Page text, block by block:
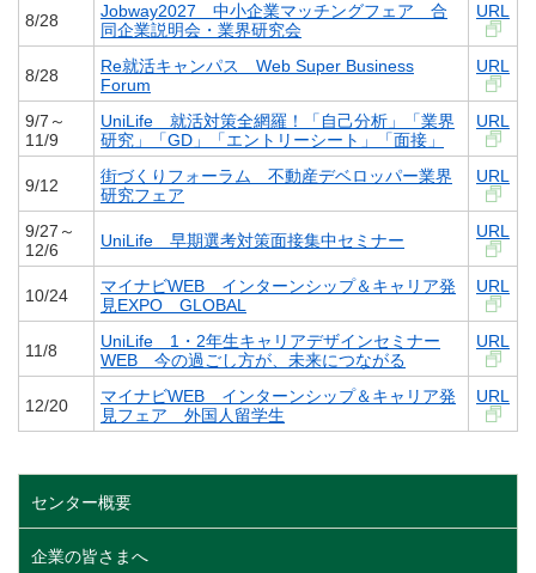
8/28
Jobway2027 中小企業マッチングフェア 合
同企業説明会・業界研究会
URL
8/28
Re就活キャンパス Web Super Business
Forum
URL
9/7～
11/9
UniLife 就活対策全網羅！「自己分析」「業界
研究」「GD」「エントリーシート」「面接」
URL
9/12
街づくりフォーラム 不動産デベロッパー業界
研究フェア
URL
9/27～
12/6
UniLife 早期選考対策面接集中セミナー URL
10/24
マイナビWEB インターンシップ＆キャリア発
見EXPO GLOBAL
URL
11/8
UniLife 1・2年生キャリアデザインセミナー
WEB 今の過ごし方が、未来につながる
URL
12/20
マイナビWEB インターンシップ＆キャリア発
見フェア 外国人留学生
URL
センター概要
企業の皆さまへ